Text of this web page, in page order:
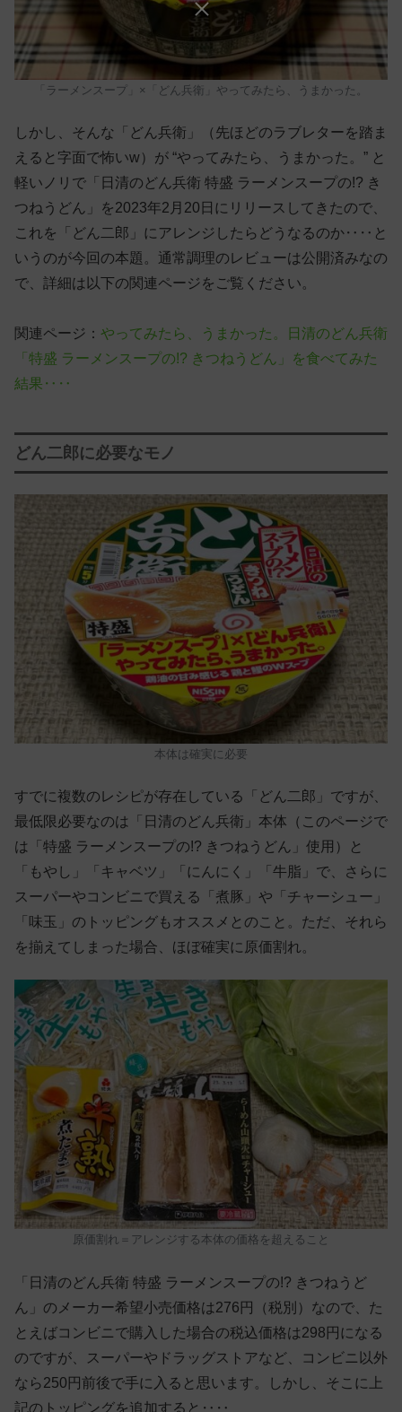
「ラーメンスープ」×「どん兵衛」やってみたら、うまかった。
しかし、そんな「どん兵衛」（先ほどのラブレターを踏ま
えると字面で怖いw）が “やってみたら、うまかった。” と
軽いノリで「日清のどん兵衛 特盛 ラーメンスープの!? き
つねうどん」を2023年2月20日にリリースしてきたので、
これを「どん二郎」にアレンジしたらどうなるのか‥‥と
いうのが今回の本題。通常調理のレビューは公開済みなの
で、詳細は以下の関連ページをご覧ください。
関連ページ： やってみたら、うまかった。日清のどん兵衛
「特盛 ラーメンスープの!? きつねうどん」を食べてみた
結果‥‥
どん二郎に必要なモノ
本体は確実に必要
すでに複数のレシピが存在している「どん二郎」ですが、
最低限必要なのは「日清のどん兵衛」本体（このページで
は「特盛 ラーメンスープの!? きつねうどん」使用）と
「もやし」「キャベツ」「にんにく」「牛脂」で、さらに
スーパーやコンビニで買える「煮豚」や「チャーシュー」
「味玉」のトッピングもオススメとのこと。ただ、それら
を揃えてしまった場合、ほぼ確実に原価割れ。
原価割れ＝アレンジする本体の価格を超えること
「日清のどん兵衛 特盛 ラーメンスープの!? きつねうど
ん」のメーカー希望小売価格は276円（税別）なので、た
とえばコンビニで購入した場合の税込価格は298円になる
のですが、スーパーやドラッグストアなど、コンビニ以外
なら250円前後で手に入ると思います。しかし、そこに上
記のトッピングを追加すると‥‥